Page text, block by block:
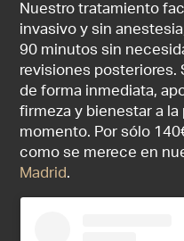
Nuestro tratamiento
invasivo y sin
90 minutos sin
revisiones posteriores.
de forma inmediata,
firmeza y bienestar a
momento. Por sólo
como se merece en
Madrid.